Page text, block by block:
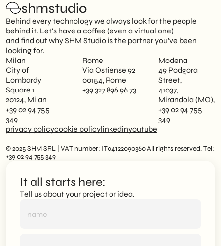
shmstudio
Behind every technology we always look for the people
behind it. Let's have a coffee (even a virtual one)
and find out why SHM Studio is the partner you've been
looking for.
Milan
City of
Lombardy
Square 1
20124, Milan
+39 02 94 755
349
Rome
Via Ostiense 92
00154, Rome
+39 327 896 96 73
Modena
49 Podgora
Street,
41037,
Mirandola (MO),
+39 02 94 755
349
privacy policycookie policylinkedinyoutube
© 2025 SHM SRL | VAT number: IT04122090360 All rights reserved. Tel:
+39 02 94 755 349
It all starts here:
Tell us about your project or idea.